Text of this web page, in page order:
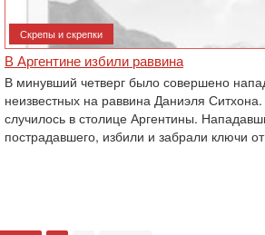
Скрепы и скрепки
В Аргентине избили раввина
В минувший четверг было совершено
неизвестных на раввина Даниэля
случилось в столице Аргентины.
пострадавшего, избили и забрали ключи от